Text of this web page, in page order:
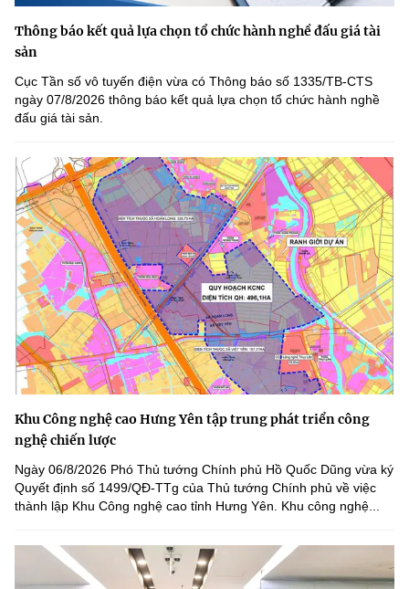
Thông báo kết quả lựa chọn tổ chức hành nghề đấu giá tài
sản
Cục Tần số vô tuyến điện vừa có Thông báo số 1335/TB-CTS
ngày 07/8/2026 thông báo kết quả lựa chọn tổ chức hành nghề
đấu giá tài sản.
Khu Công nghệ cao Hưng Yên tập trung phát triển công
nghệ chiến lược
Ngày 06/8/2026 Phó Thủ tướng Chính phủ Hồ Quốc Dũng vừa ký
Quyết định số 1499/QĐ-TTg của Thủ tướng Chính phủ về việc
thành lập Khu Công nghệ cao tỉnh Hưng Yên. Khu công nghệ...